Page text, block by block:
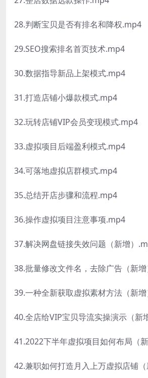
28.判断宝贝是否有排名和降权.mp4
29.SEO搜索排名首页技术.mp4
30.数据指导新品上架模式.mp4
31.打造店铺小爆款模式.mp4
32.玩转店铺VIP会员变现模式.mp4
33.虚拟项目后端盈利模式.mp4
34.可落地虚拟店群模式.mp4
35.总结开店步骤和流程.mp4
36.操作虚拟项目注意事项.mp4
37.解决网盘链接失效问题（新增）
38.批量修改文件名，去除广告（新
39.一种全新获取虚拟素材方法（新
40.全店给VIP宝贝导流实操演示（新
41.2022下半年虚拟项目如何布局（
42.兼职如何打造月入上万虚拟店铺